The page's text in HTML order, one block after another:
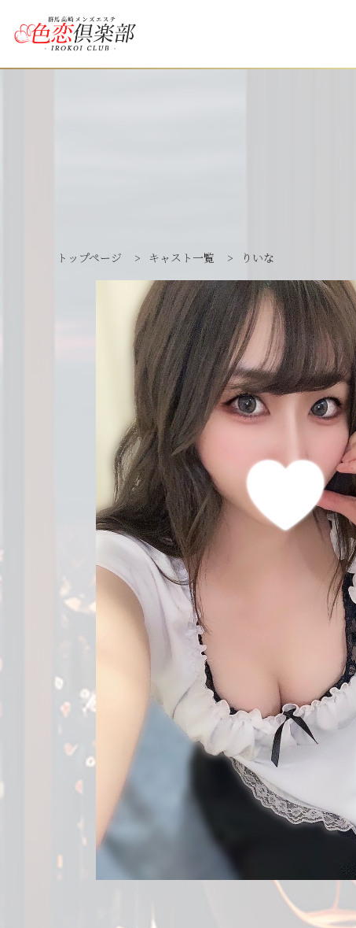
トップページ > キャスト一覧 > りいな